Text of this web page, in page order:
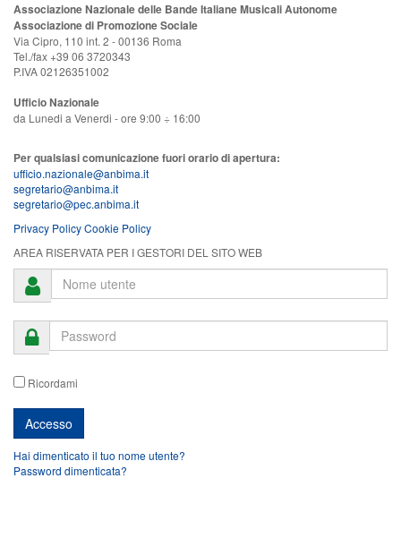
Associazione Nazionale delle Bande Italiane Musicali Autonome
Associazione di Promozione Sociale
Via Cipro, 110 int. 2 - 00136 Roma
Tel./fax +39 06 3720343
P.IVA 02126351002
Ufficio Nazionale
da Lunedi a Venerdi - ore 9:00 ÷ 16:00
Per qualsiasi comunicazione fuori orario di apertura:
ufficio.nazionale@anbima.it
segretario@anbima.it
segretario@pec.anbima.it
Privacy PolicyCookie Policy
AREA RISERVATA PER I GESTORI DEL SITO WEB
Ricordami
Hai dimenticato il tuo nome utente?
Password dimenticata?